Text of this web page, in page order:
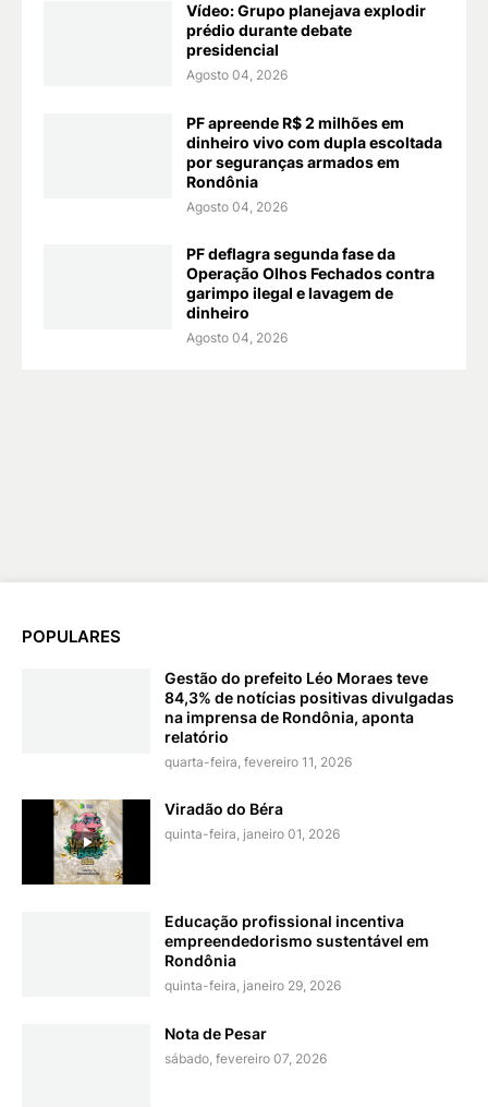
Vídeo: Grupo planejava explodir
prédio durante debate
presidencial
Agosto 04, 2026
PF apreende R$ 2 milhões em
dinheiro vivo com dupla escoltada
por seguranças armados em
Rondônia
Agosto 04, 2026
PF deflagra segunda fase da
Operação Olhos Fechados contra
garimpo ilegal e lavagem de
dinheiro
Agosto 04, 2026
POPULARES
Gestão do prefeito Léo Moraes teve
84,3% de notícias positivas divulgadas
na imprensa de Rondônia, aponta
relatório
quarta-feira, fevereiro 11, 2026
Viradão do Béra
quinta-feira, janeiro 01, 2026
Educação profissional incentiva
empreendedorismo sustentável em
Rondônia
quinta-feira, janeiro 29, 2026
Nota de Pesar
sábado, fevereiro 07, 2026